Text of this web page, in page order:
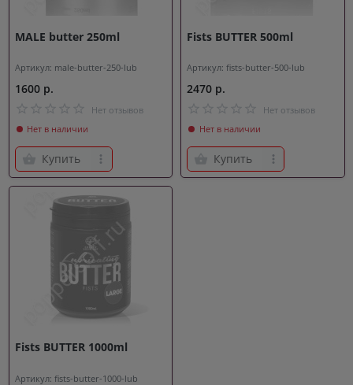
MALE butter 250ml
Артикул: male-butter-250-lub
1600 р.
Нет отзывов
Нет в наличии
Купить
Fists BUTTER 500ml
Артикул: fists-butter-500-lub
2470 р.
Нет отзывов
Нет в наличии
Купить
Fists BUTTER 1000ml
Артикул: fists-butter-1000-lub